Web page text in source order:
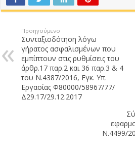
Προηγούμενο
Συνταξιοδότηση λόγω
γήρατος ασφαλισμένων που
εμπίπτουν στις ρυθμίσεις του
άρθρ.17 παρ.2 και 36 παρ.3 & 4
του Ν.4387/2016, Εγκ. Υπ.
Εργασίας Φ80000/58967/77/
Δ29.17/29.12.2017
Ν.4499/